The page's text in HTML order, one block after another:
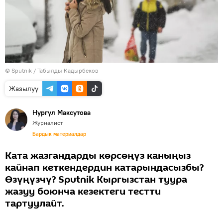
© Sputnik / Табылды Кадырбеков
Жазылуу
Нургүл Максутова
Журналист
Бардык материалдар
Ката жазгандарды көрсөңүз каныңыз
кайнап кеткендердин катарындасызбы?
Өзүңүзчү? Sputnik Кыргызстан туура
жазуу боюнча кезектеги тестти
тартуулайт.